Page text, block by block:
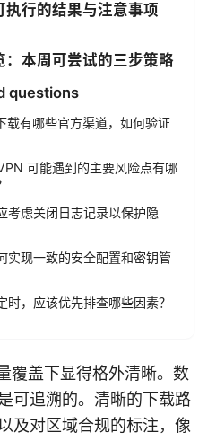
行的结果与注意事项
：本周可尝试的三步策略
questions
载有哪些官方渠道，如何验证
可能遇到的主要风险点有哪
考虑关闭日志记录以保护隐
实现一致的安全配置和密钥管
时，应该优先排查哪些因素？
覆盖下显得格外清晰。数
可追溯的。清晰的下载路
及对区域合规的标注，像